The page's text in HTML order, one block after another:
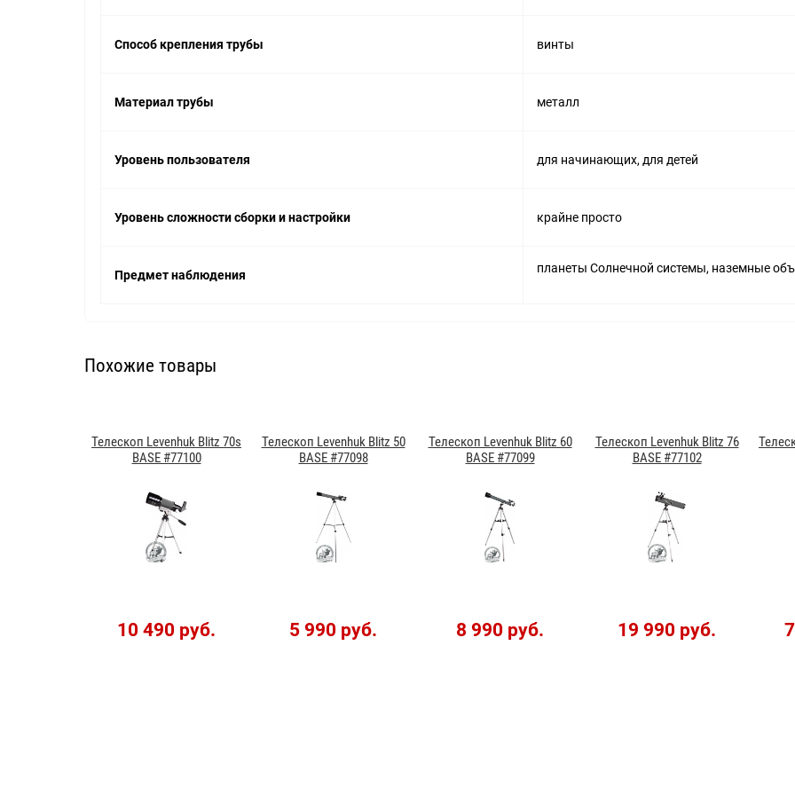
Способ крепления трубы винты
Материал трубы металл
Уровень пользователя для начинающих, для детей
Уровень сложности сборки и настройки крайне просто
Предмет наблюдения планеты Солнечной системы, наземные
Похожие товары
Телескоп Levenhuk Blitz 70s
BASE #77100
10 490 руб.
Телескоп Levenhuk Blitz 50
BASE #77098
5 990 руб.
Телескоп Levenhuk Blitz 60
BASE #77099
8 990 руб.
Телескоп Levenhuk Blitz 76
BASE #77102
19 990 руб.